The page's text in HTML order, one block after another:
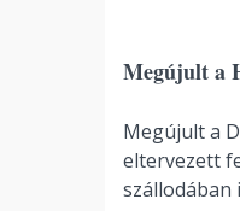
Megújult a
Megújult a
eltervezett
szállodában